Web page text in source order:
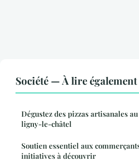
Société — À lire également
Dégustez des pizzas artisanales
ligny-le-châtel
Soutien essentiel aux
initiatives à découvrir